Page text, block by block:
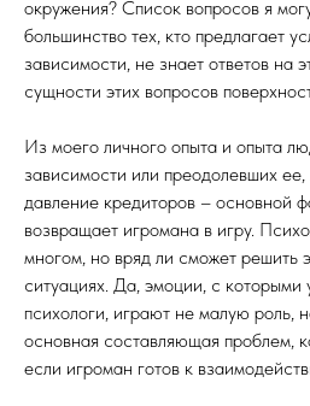
окружения? Список вопросов я
большинство тех, кто предлагает
зависимости, не знает ответов на
сущности этих вопросов
Из моего личного опыта и опыта
зависимости или преодолевших ее,
давление кредиторов – основной
возвращает игромана в игру.
многом, но вряд ли сможет решить
ситуациях. Да, эмоции, с которыми
психологи, играют не малую роль,
основная составляющая проблем,
если игроман готов к